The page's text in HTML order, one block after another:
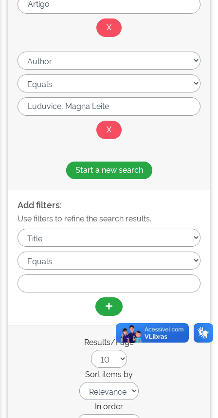
Start a new search
Add filters:
Use filters to refine the search results.
Results/Page
Sort items by
In order